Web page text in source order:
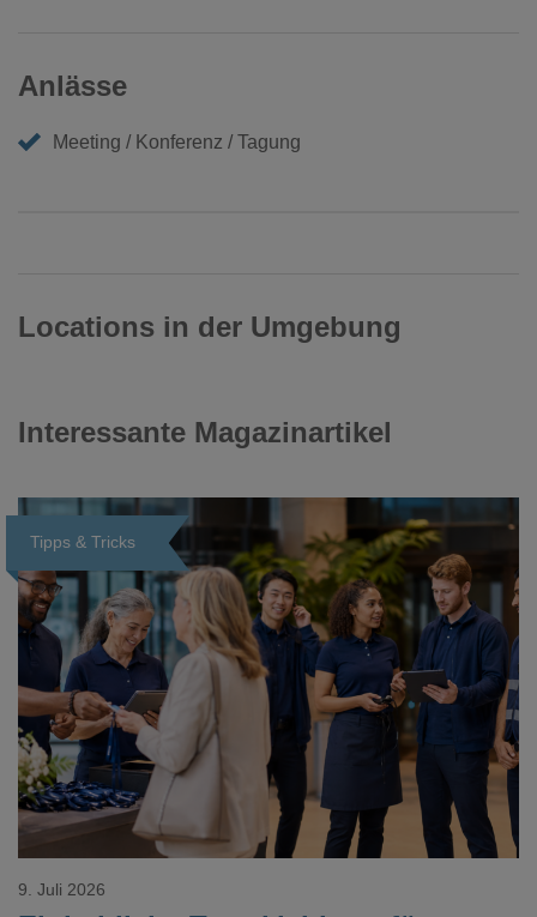
Anlässe
Meeting / Konferenz / Tagung
Locations in der Umgebung
Interessante Magazinartikel
Tipps & Tricks
9. Juli 2026